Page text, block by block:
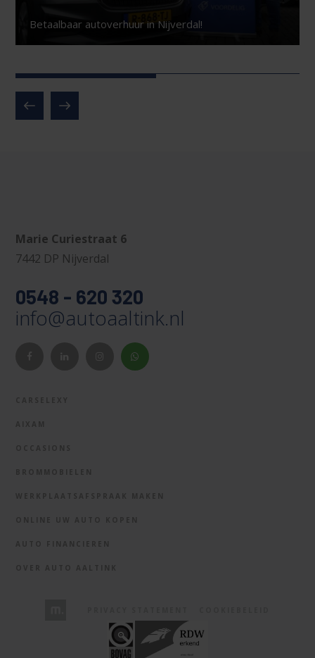
Betaalbaar autoverhuur in Nijverdal!
Marie Curiestraat 6
7442 DP Nijverdal
0548 - 620 320
info@autoaaltink.nl